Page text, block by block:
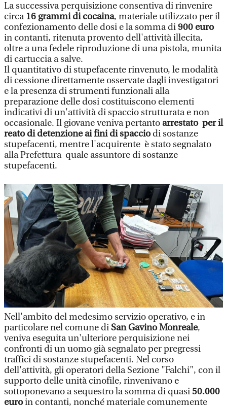
La successiva perquisizione consentiva di rinvenire
circa 16 grammi di cocaina, materiale utilizzato per il
confezionamento delle dosi e la somma di900 euro
in contanti, ritenuta provento dell'attività illecita,
oltre a una fedele riproduzione di una pistola, munita
di cartuccia a salve.
Il quantitativo di stupefacente rinvenuto, le modalità
di cessione direttamente osservate dagli investigatori
e la presenza di strumenti funzionali alla
preparazione delle dosi costituiscono elementi
indicativi di un'attività di spaccio strutturata e non
occasionale. Il giovane veniva pertanto arrestato per il
reato di detenzione ai fini di spacciodi sostanze
stupefacenti, mentre l'acquirente è stato segnalato
alla Prefettura quale assuntore di sostanze
stupefacenti.
Nell'ambito del medesimo servizio operativo, e in
particolare nel comune di San Gavino Monreale,
veniva eseguita un'ulteriore perquisizione nei
confronti di un uomo già segnalato per pregressi
traffici di sostanze stupefacenti. Nel corso
dell'attività, gli operatori della Sezione "Falchi", con il
supporto delle unità cinofile, rinvenivano e
sottoponevano a sequestro la somma di quasi50.000
euroin contanti, nonché materiale comunemente